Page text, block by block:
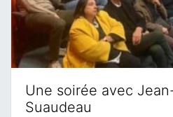
Une soirée avec
Suaudeau